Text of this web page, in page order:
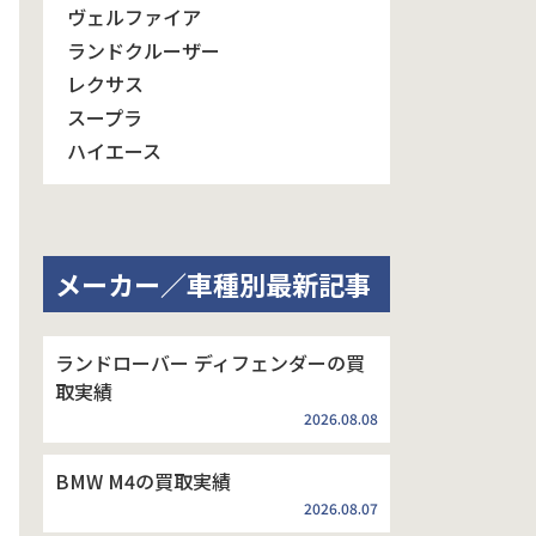
ヴェルファイア
ランドクルーザー
レクサス
スープラ
ハイエース
メーカー／車種別最新記事
ランドローバー ディフェンダーの買
取実績
2026.08.08
BMW M4の買取実績
2026.08.07